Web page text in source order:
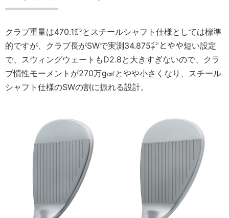
クラブ重量は470.1㌘とスチールシャフト仕様としては標準
的ですが、クラブ長がSWで実測34.875㌅とやや短い設定
で、スウィングウェートもD2.8と大きすぎないので、クラ
ブ慣性モーメントが270万g㎠とやや小さくなり、スチール
シャフト仕様のSWの割に振れる設計。